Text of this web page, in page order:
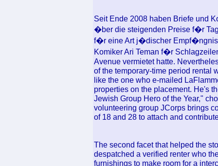
Seit Ende 2008 haben Briefe und
�ber die steigenden Preise f�r
f�r eine Art j�discher
Komiker Ari Teman f�r
Avenue vermietet hatte.
of the temporary-time period rental
like the one who e-mailed
properties on the placement. He's
Jewish Group Hero of the Year,"
volunteering group JCorps brings
of 18 and 28 to attach and
The second facet that helped the
despatched a verified renter who
furnishings to make room for a